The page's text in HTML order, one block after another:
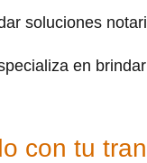
soluciones
en
con tu